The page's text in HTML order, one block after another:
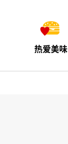
热爱美味